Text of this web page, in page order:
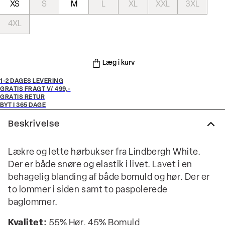
XS S M L XL XXL 3XL
4XL
Læg i kurv
1-2 DAGES LEVERING
GRATIS FRAGT V/ 499,-
GRATIS RETUR
BYT I 365 DAGE
Beskrivelse
Lækre og lette hørbukser fra Lindbergh White.
Der er både snøre og elastik i livet. Lavet i en
behagelig blanding af både bomuld og hør. Der er
to lommer i siden samt to paspolerede
baglommer.